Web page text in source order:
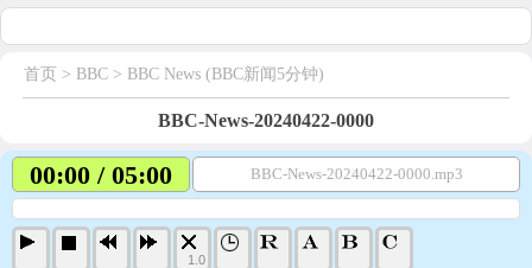
首页 > BBC > BBC News (BBC新闻5分钟)
BBC-News-20240422-0000
00:00 / 05:00 BBC-News-20240422-0000.mp3
1.0